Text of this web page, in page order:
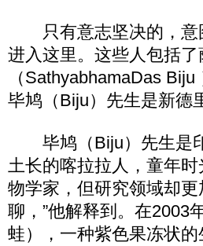
只有意志坚决的，意
进入这里。这些人包括了
（SathyabhamaDas
毕鸠（Biju）先生是新德
毕鸠（Biju）先生是印
土长的喀拉拉人，童年
物学家，但研究领域却
聊，”他解释到。在2003
蛙），一种紫色果冻状